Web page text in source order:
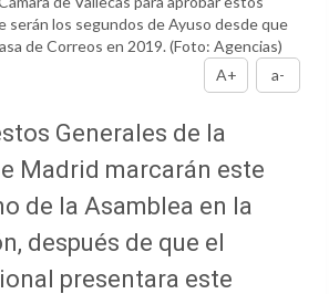
serán los segundos de Ayuso desde que
de Correos en 2019.(Foto: Agencias)
A+
a-
Generales de la
Madrid marcarán este
de la Asamblea en la
después de que el
presentara este